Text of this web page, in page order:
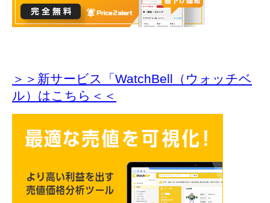
＞＞新サービス「WatchBell（ウォッチベ
ル）はこちら＜＜